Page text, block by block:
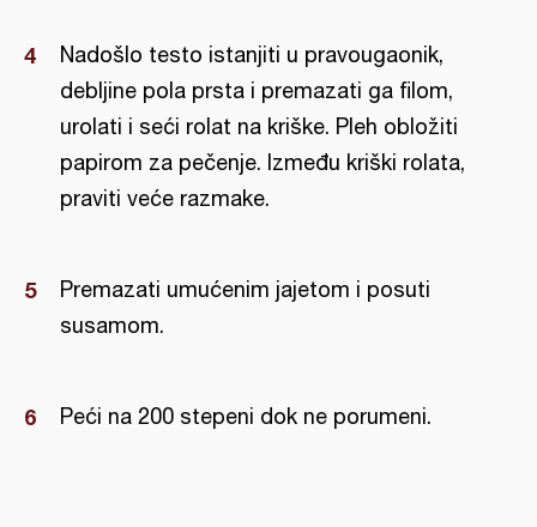
Nadošlo testo istanjiti u pravougaonik,
debljine pola prsta i premazati ga filom,
urolati i seći rolat na kriške. Pleh obložiti
papirom za pečenje. Između kriški rolata,
praviti veće razmake.
Premazati umućenim jajetom i posuti
susamom.
Peći na 200 stepeni dok ne porumeni.